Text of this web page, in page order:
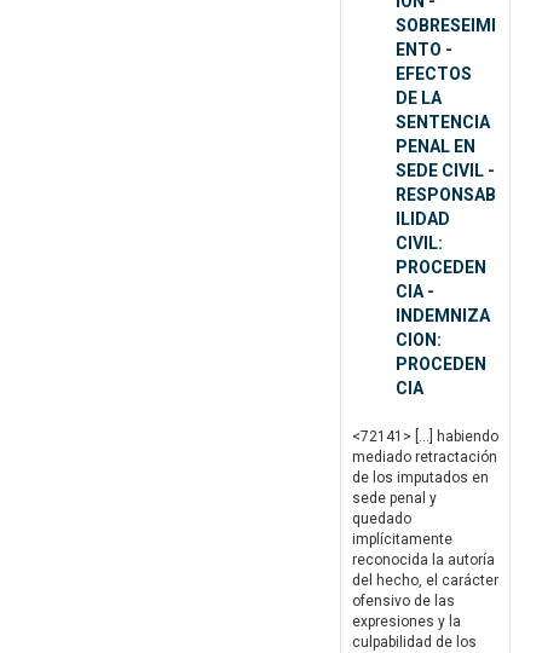
SOBRESEIMI
ENTO -
EFECTOS
DE LA
SENTENCIA
PENAL EN
SEDE CIVIL -
RESPONSAB
ILIDAD
CIVIL:
PROCEDEN
CIA -
INDEMNIZA
CION:
PROCEDEN
CIA
<72141> […] habiendo
mediado retractación
de los imputados en
sede penal y
quedado
implícitamente
reconocida la autoría
del hecho, el carácter
ofensivo de las
expresiones y la
culpabilidad de los